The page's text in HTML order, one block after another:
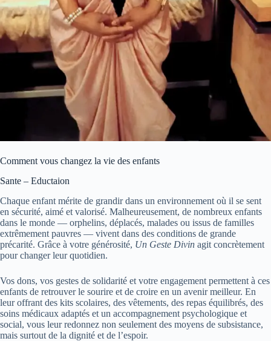
Comment vous changez la vie des enfants
Sante – Eductaion
Chaque enfant mérite de grandir dans un environnement où il se sent
en sécurité, aimé et valorisé. Malheureusement, de nombreux enfants
dans le monde — orphelins, déplacés, malades ou issus de familles
extrêmement pauvres — vivent dans des conditions de grande
précarité. Grâce à votre générosité, Un Geste Divin agit concrètement
pour changer leur quotidien.
Vos dons, vos gestes de solidarité et votre engagement permettent à ces
enfants de retrouver le sourire et de croire en un avenir meilleur. En
leur offrant des kits scolaires, des vêtements, des repas équilibrés, des
soins médicaux adaptés et un accompagnement psychologique et
social, vous leur redonnez non seulement des moyens de subsistance,
mais surtout de la dignité et de l’espoir.